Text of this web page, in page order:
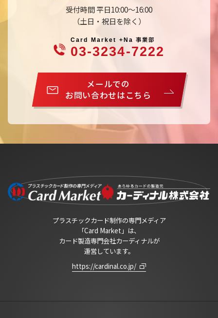
受付時間 平日10:00～16:00
（土日・祝日を除く）
Card Market +Na事業部
03-3234-7222
メールでの
お問い合わせはこちら
プラスチックカード制作の専門メディア
「Card Market」は、
カード製造専門会社カーディナルが
運営しています。
https://cardinal.co.jp/